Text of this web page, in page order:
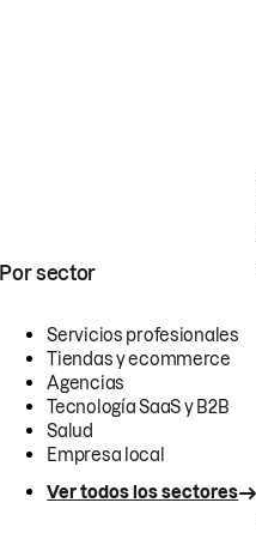
Por sector
Servicios profesionales
Tiendas y ecommerce
Agencias
Tecnología SaaS y B2B
Salud
Empresa local
Ver todos los sectores